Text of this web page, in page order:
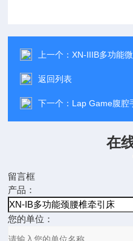
上一个：XN-IIIB多功能
返回列表
下一个： Lap Game腹腔
在
留言框
产品：
您的单位：